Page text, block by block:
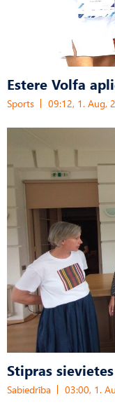
Estere Volfa
Sports 09:12, 1. Aug,
Stipras
Sabiedrība 03:00, 1.